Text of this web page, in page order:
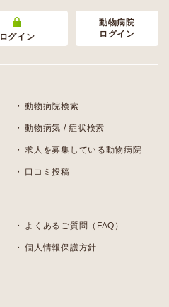
ログイン
動物病院
ログイン
動物病院検索
動物病気 / 症状検索
求人を募集している動物病院
口コミ投稿
よくあるご質問（FAQ）
個人情報保護方針